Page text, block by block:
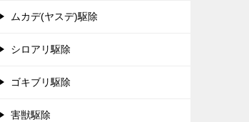
ムカデ(ヤスデ)駆除
シロアリ駆除
ゴキブリ駆除
害獣駆除